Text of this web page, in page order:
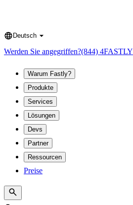
Language
Deutsch
Werden Sie angegriffen?(844) 4FASTLY
Warum Fastly?
Produkte
Services
Lösungen
Devs
Partner
Ressourcen
Preise